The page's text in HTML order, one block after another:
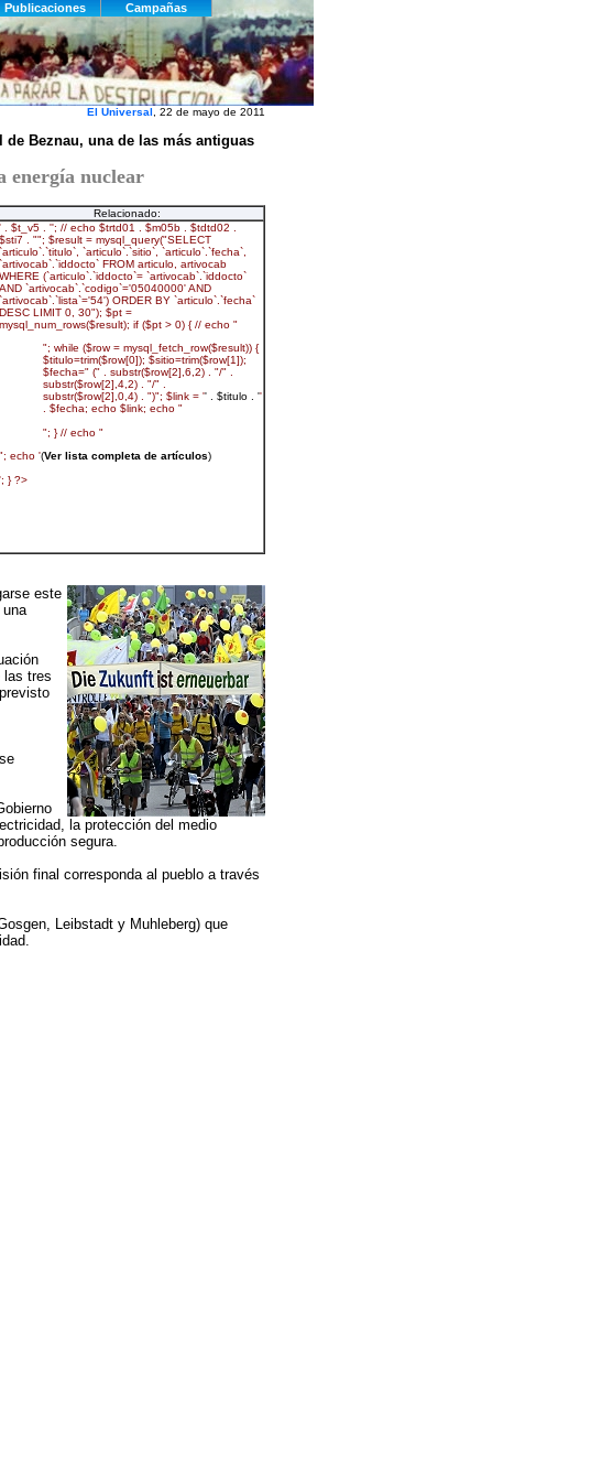
El Universal , 22 de mayo de 2011
Beznau, una de las más antiguas
energía nuclear
Relacionado:
este
las tres
la protección del medio
segura.
final corresponda al pueblo a través
Leibstadt y Muhleberg) que